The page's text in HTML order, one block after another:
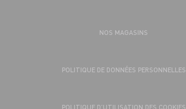
NOS MAGASINS
POLITIQUE DE DONNÉES PERSONNELLES
POLITIQUE D’UTILISATION DES COOKIES